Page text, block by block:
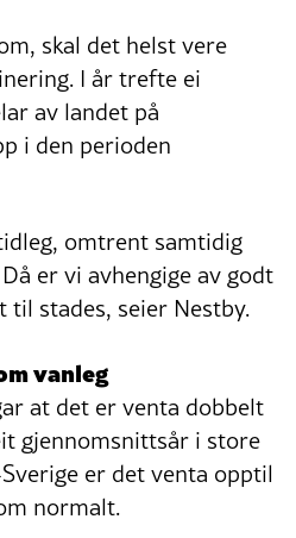
skal det helst vere
I år trefte ei
av landet på
i den perioden
omtrent samtidig
er vi avhengige av godt
til stades, seier Nestby.
vanleg
at det er venta dobbelt
gjennomsnittsår i store
er det venta opptil
normalt.